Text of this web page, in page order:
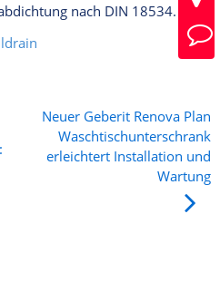
nach DIN 18534.
Neuer Geberit Renova Plan
Waschtischunterschrank
erleichtert Installation und
Wartung